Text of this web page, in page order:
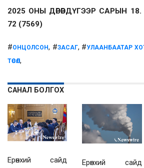
2025 ОНЫ ДӨРӨВДҮГЭЭР САРЫН
72 (7569)
#ОНЦОЛСОН, #ЗАСАГ, #УЛААНБААТАР
ТӨСӨЛ,
САНАЛ БОЛГОХ
Ерөнхий сайд
Ерөнхий сайд